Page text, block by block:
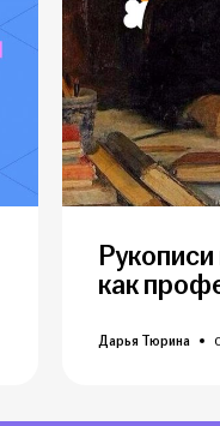
как
Дарья Тюрина